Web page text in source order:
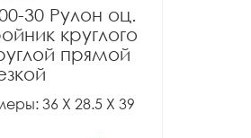
30 Рулон оц.
круглого
прямой
36 X 28.5 X 39